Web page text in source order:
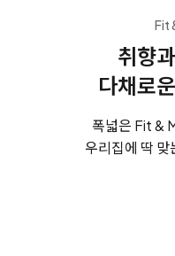
Fit
취향
다채로
폭넓은 Fit &
우리집에 딱